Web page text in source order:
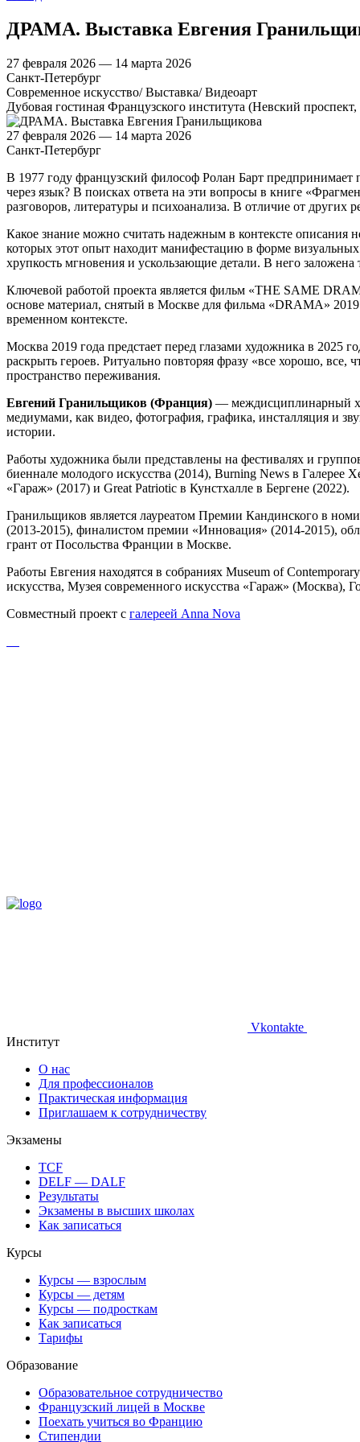
ДРАМА. Выставка Евгения
27 февраля 2026 — 14 марта 2026
Санкт-Петербург
Современное искусство/ Выставка/ Видеоарт
Дубовая гостиная Французского института (Невский проспект,
27 февраля 2026 — 14 марта 2026
Санкт-Петербург
В 1977 году французский философ Ролан Барт
через язык? В поисках ответа на эти вопросы в книге
разговоров, литературы и психоанализа. В отличие от
Какое знание можно считать надежным в контексте
которых этот опыт находит манифестацию в форме
хрупкость мгновения и ускользающие детали. В него
Ключевой работой проекта является фильм «THE SAME
основе материал, снятый в Москве для фильма «DRAMA»
временном контексте.
Москва 2019 года предстает перед глазами художника в
раскрыть героев. Ритуально повторяя фразу «все хорошо,
пространство переживания.
Евгений Гранильщиков (Франция) — междисциплинарный
медиумами, как видео, фотография, графика, инсталляция и
истории.
Работы художника были представлены на фестивалях и
биеннале молодого искусства (2014), Burning News в Галерее
«Гараж» (2017) и Great Patriotic в Кунстхалле в Бергене (2022).
Гранильщиков является лауреатом Премии Кандинского в
(2013-2015), финалистом премии «Инновация» (2014-2015),
грант от Посольства Франции в Москве.
Работы Евгения находятся в собраниях Museum of
искусства, Музея современного искусства «Гараж» (Москва),
Совместный проект с галереей Anna Nova
Vkontakte
Институт
О нас
Для профессионалов
Практическая информация
Приглашаем к сотрудничеству
Экзамены
TCF
DELF — DALF
Результаты
Экзамены в высших школах
Как записаться
Курсы
Курсы — взрослым
Курсы — детям
Курсы — подросткам
Как записаться
Тарифы
Образование
Образовательное сотрудничество
Французский лицей в Москве
Поехать учиться во Францию
Стипендии